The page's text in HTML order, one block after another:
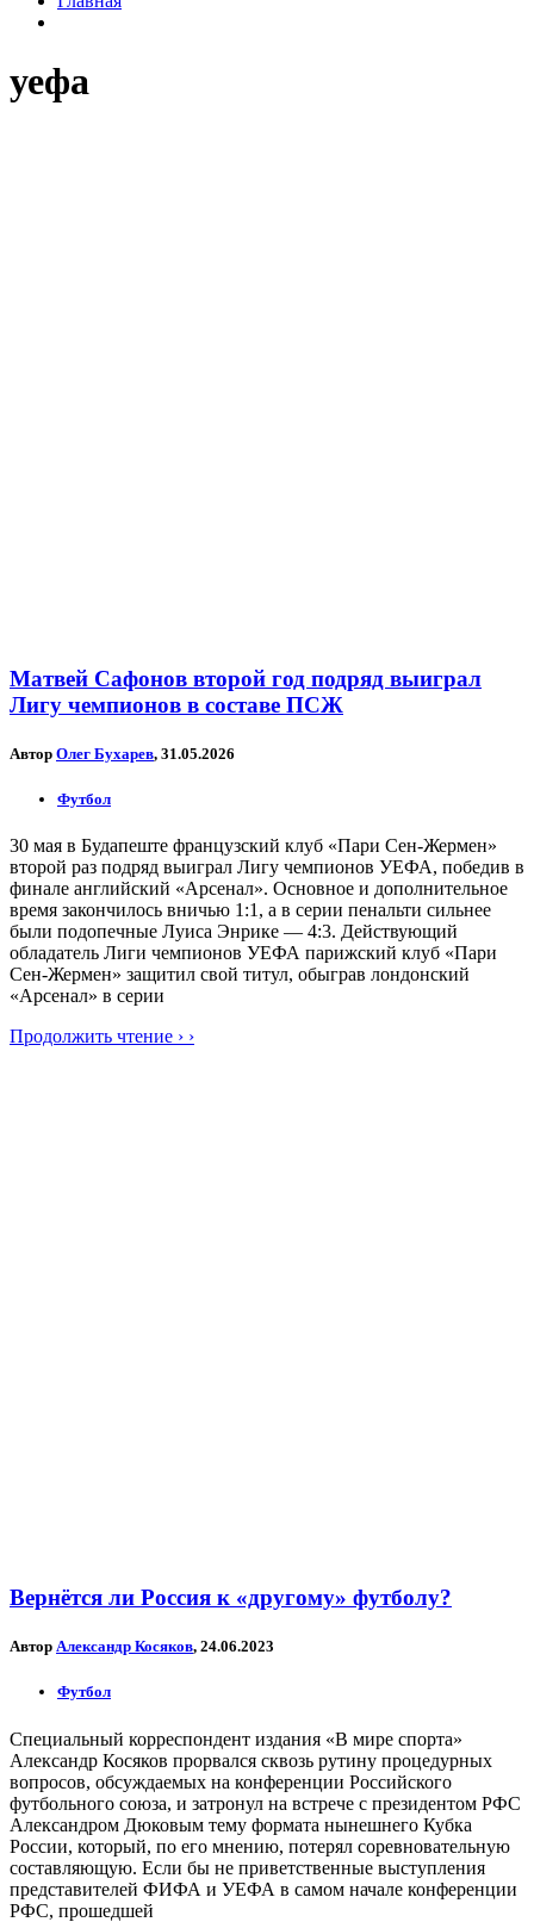
уефа
Матвей Сафонов второй год подряд выиграл
Лигу чемпионов в составе ПСЖ
Автор Олег Бухарев, 31.05.2026
Футбол
30 мая в Будапеште французский клуб «Пари Сен-Жермен»
второй раз подряд выиграл Лигу чемпионов УЕФА, победив в
финале английский «Арсенал». Основное и дополнительное
время закончилось вничью 1:1, а в серии пенальти сильнее
были подопечные Луиса Энрике — 4:3. Действующий
обладатель Лиги чемпионов УЕФА парижский клуб «Пари
Сен-Жермен» защитил свой титул, обыграв лондонский
«Арсенал» в серии
Продолжить чтение › ›
Вернётся ли Россия к «другому» футболу?
Автор Александр Косяков, 24.06.2023
Футбол
Специальный корреспондент издания «В мире спорта»
Александр Косяков прорвался сквозь рутину процедурных
вопросов, обсуждаемых на конференции Российского
футбольного союза, и затронул на встрече с президентом РФС
Александром Дюковым тему формата нынешнего Кубка
России, который, по его мнению, потерял соревновательную
составляющую. Если бы не приветственные выступления
представителей ФИФА и УЕФА в самом начале конференции
РФС, прошедшей